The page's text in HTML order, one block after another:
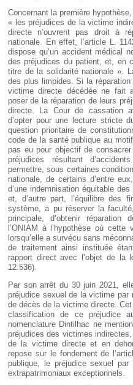
Concernant la première
« les préjudices de la victime
directe n’ouvrent pas droit à
nationale. En effet, l’article L.
dispose qu’un accident médical
des préjudices du patient, et, en
titre de la solidarité nationale ».
des plus limpides. Si la
victime directe décédée ne fait
poser de la réparation de leurs
directe. La Cour de cassation
d’opter pour une lecture stricte
question prioritaire de
code de la santé publique au
pas eu pour objectif de
préjudices résultant
permettre, sous certaines
nationale, de certains d’entre
d’une indemnisation équitable
et, d’autre part, l’équilibre des
système, a pu réserver la
principale, d’obtenir
l’ONIAM à l’hypothèse où
lorsqu’elle a survécu sans
de traitement ainsi instituée
rapport direct avec l’objet de la
12.536).
Par son arrêt du 30 juin 2021,
préjudice sexuel de la victime par
de décès de la victime directe.
classification de ce préjudice
nomenclature Dintilhac ne
préjudices des victimes
de la victime directe et en
repose sur le fondement de
publique, le préjudice sexuel
extrapatrimoniaux exceptionnels.